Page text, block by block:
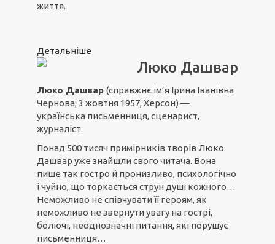
життя.
Детальніше
Люко Дашвар
Люко Дашвар (справжнє ім’я Ірина Іванівна
Чернова; 3 жовтня 1957, Херсон) —
українська письменниця, сценарист,
журналіст.
Понад 500 тисяч примірників творів Люко
Дашвар уже знайшли свого читача. Вона
пише так гостро й пронизливо, психологічно
і чуйно, що торкається струн душі кожного…
Неможливо не співчувати її героям, як
неможливо не звернути увагу на гострі,
болючі, неоднозначні питання, які порушує
письменниця…